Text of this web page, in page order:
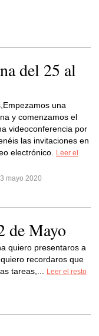
del 25 al
una
y comenzamos el
videoconferencia por
las invitaciones en
electrónico.
Leer el
mayo 2020
de Mayo
quiero presentaros a
recordaros que
tareas,...
Leer el resto